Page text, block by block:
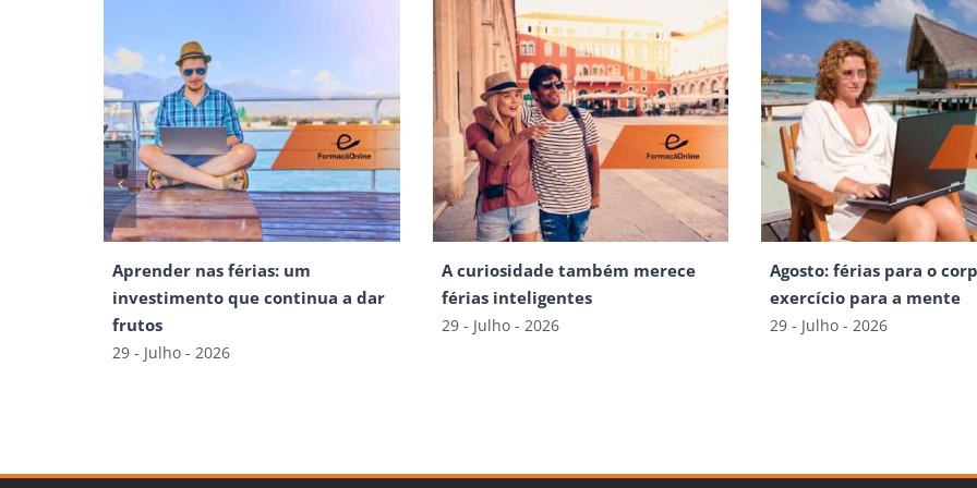
Aprender nas férias: um
investimento que continua a dar
frutos
29 - Julho - 2026
A curiosidade também merece
férias inteligentes
29 - Julho - 2026
Agosto: férias para o
exercício para a mente
29 - Julho - 2026